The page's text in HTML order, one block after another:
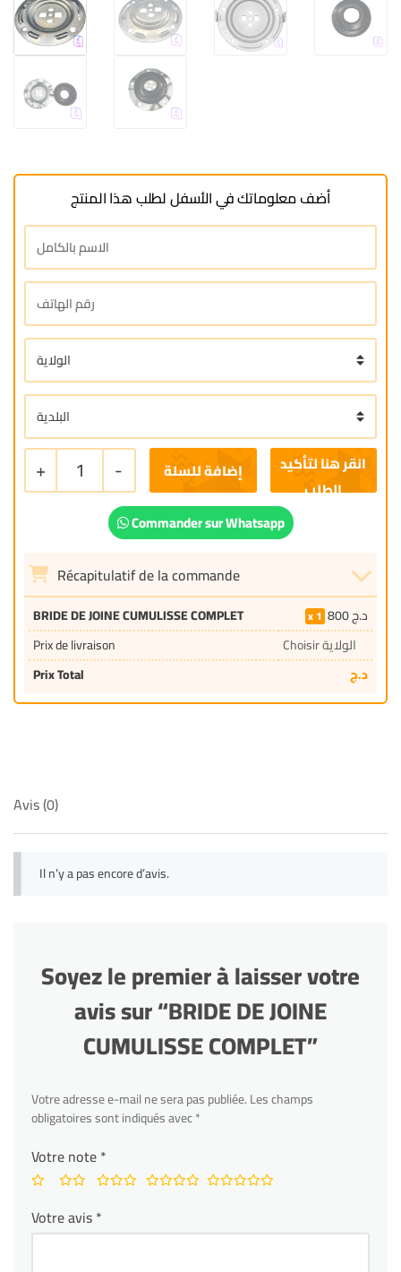
أضف معلوماتك في الأسفل لطلب هذا المنتج
+ 1 - إضافة للسلة
Commander sur Whatsapp
Récapitulatif de la commande
BRIDE DE JOINE CUMULISSE COMPLET 1 800د.ج
Prix de livraison
Choisir الولاية
Prix Total
د.ج
Avis (0)
Il n’y a pas encore d’avis.
Soyez le premier à laisser votre
avis sur “BRIDE DE JOINE
CUMULISSE COMPLET”
Votre adresse e-mail ne sera pas publiée.Les champs
obligatoires sont indiqués avec*
Votre note*
Votre avis*